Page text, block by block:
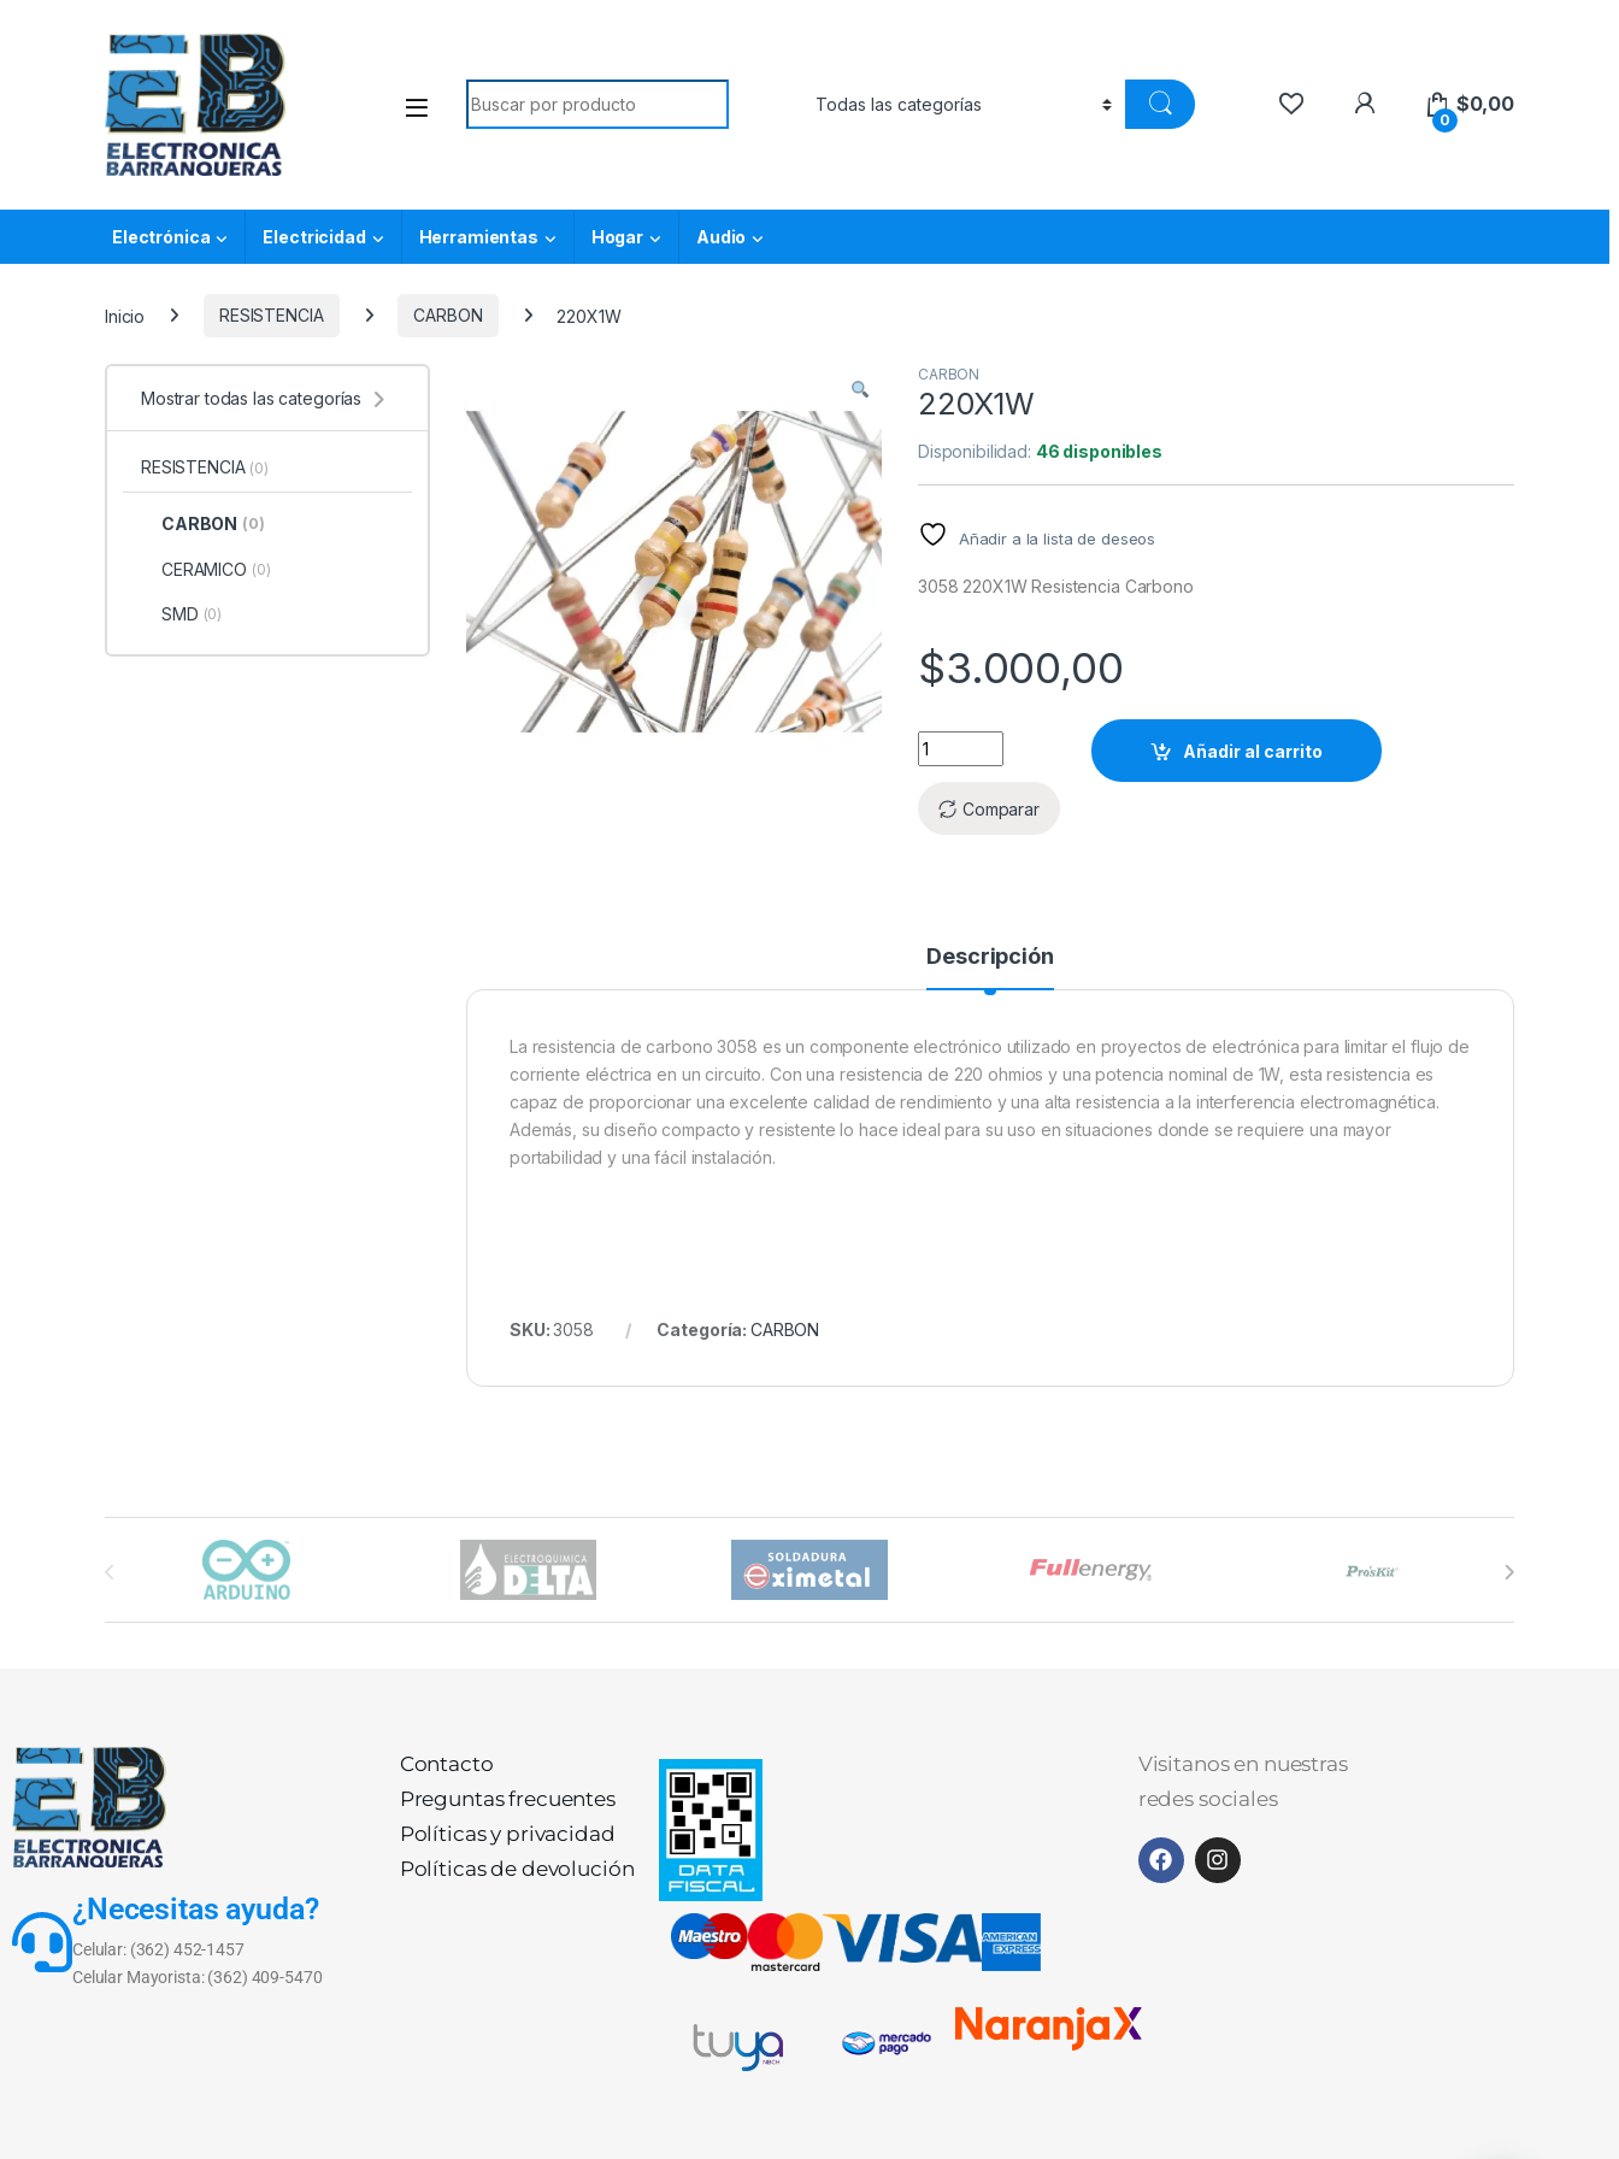
0
$0,00
Electrónica Electricidad Herramientas Hogar Audio
Inicio RESISTENCIA CARBON 220X1W
CARBON
220X1W
Disponibilidad: 46 disponibles
Añadir a la lista de deseos
3058 220X1W Resistencia Carbono
$3.000,00
Añadir al carrito
Comparar
Descripción
La resistencia de carbono 3058 es un componente electrónico utilizado en proyectos de electrónica para limitar el flujo de
corriente eléctrica en un circuito. Con una resistencia de 220 ohmios y una potencia nominal de 1W, esta resistencia es
capaz de proporcionar una excelente calidad de rendimiento y una alta resistencia a la interferencia electromagnética.
Además, su diseño compacto y resistente lo hace ideal para su uso en situaciones donde se requiere una mayor
portabilidad y una fácil instalación.
SKU:3058 Categoría: CARBON
Mostrar todas las categorías
RESISTENCIA (0)
CARBON (0)
CERAMICO (0)
SMD (0)
Carrusel de marcas
¿Necesitas ayuda?
Celular: (362) 452-1457
Celular Mayorista: (362) 409-5470
Contacto
Preguntas frecuentes
Políticas y privacidad
Políticas de devolución
Visitanos en nuestras
redes sociales